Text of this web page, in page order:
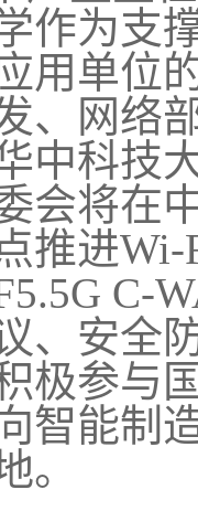
作为支
用单位
、网络
中科技
会将在
推进
C-
、安全
极参与
智能制
。